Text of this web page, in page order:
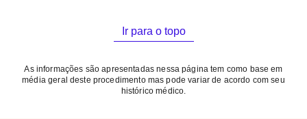
Ir para o topo
As informações são apresentadas nessa página tem como base em
média geral deste procedimento mas pode variar de acordo com seu
histórico médico.